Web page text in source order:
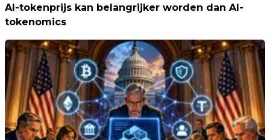
AI-tokenprijs kan belangrijker worden dan AI-
tokenomics